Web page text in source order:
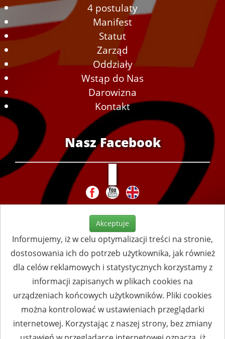
4 postulaty
Manifest
Statut
Zarząd
Oddziały
Wstąp do Nas
Darowizna
Kontakt
Nasz Facebook
Akceptuje
Informujemy, iż w celu optymalizacji treści na stronie,
dostosowania ich do potrzeb użytkownika, jak również
dla celów reklamowych i statystycznych korzystamy z
informacji zapisanych w plikach cookies na
urządzeniach końcowych użytkowników. Pliki cookies
można kontrolować w ustawieniach przeglądarki
internetowej. Korzystając z naszej strony, bez zmiany